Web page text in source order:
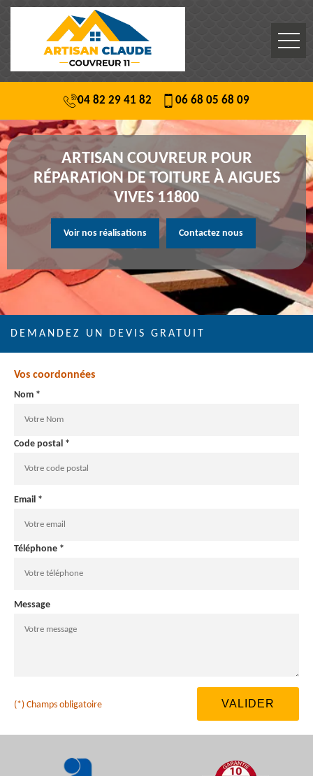
04 82 29 41 82 06 68 05 68 09
ARTISAN COUVREUR POUR
RÉPARATION DE TOITURE À AIGUES
VIVES 11800
Voir nos réalisations Contactez nous
DEMANDEZ UN DEVIS GRATUIT
Vos coordonnées
Nom *
Code postal *
Email *
Téléphone *
Message
(*) Champs obligatoire